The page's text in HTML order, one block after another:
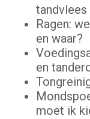
tandvlees
Ragen:
en waar?
en
moet ik